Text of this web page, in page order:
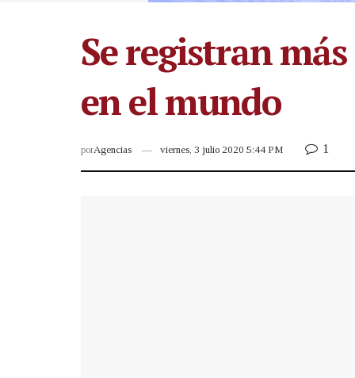
Se registran
en el mundo
porAgencias viernes, 3 julio 2020 5:44 PM 1